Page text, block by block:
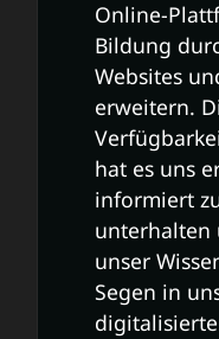
Online-
Bildung
Websites
erweitern.
hat es uns
informiert
unterhalten
unser
Segen in